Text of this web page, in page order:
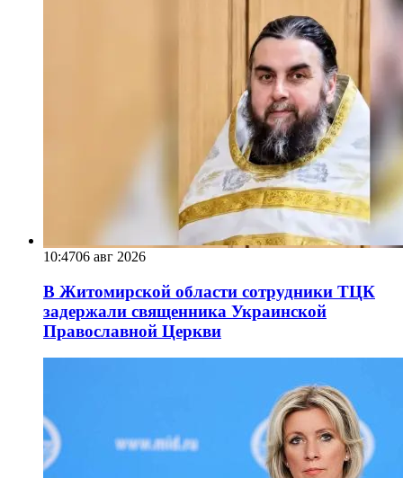
10:4706 авг 2026
В Житомирской области сотрудники ТЦК
задержали священника Украинской
Православной Церкви